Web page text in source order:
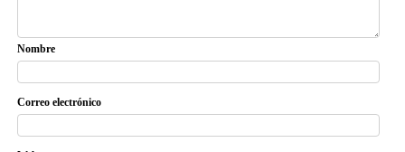
Nombre
Correo electrónico